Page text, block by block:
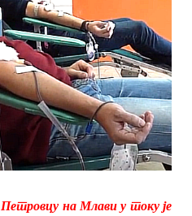
на Млави у току је